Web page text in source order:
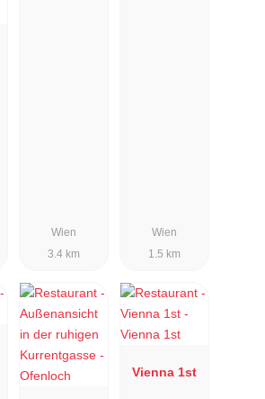
Wien
3.4 km
Wien
1.5 km
Vienna 1st